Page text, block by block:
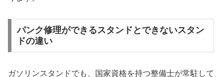
パンク修理ができるスタンドとできないスタン
ドの違い
ガソリンスタンドでも、国家資格を持つ整備士が常駐して